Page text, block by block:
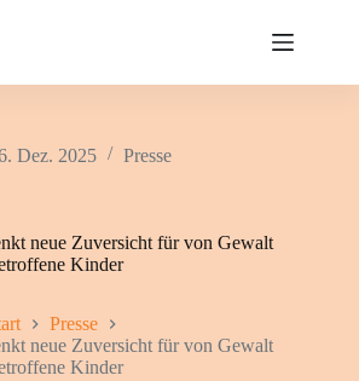
Dez. 2025 Presse
neue Zuversicht für von Gewalt
Kinder
Presse
neue Zuversicht für von Gewalt
Kinder